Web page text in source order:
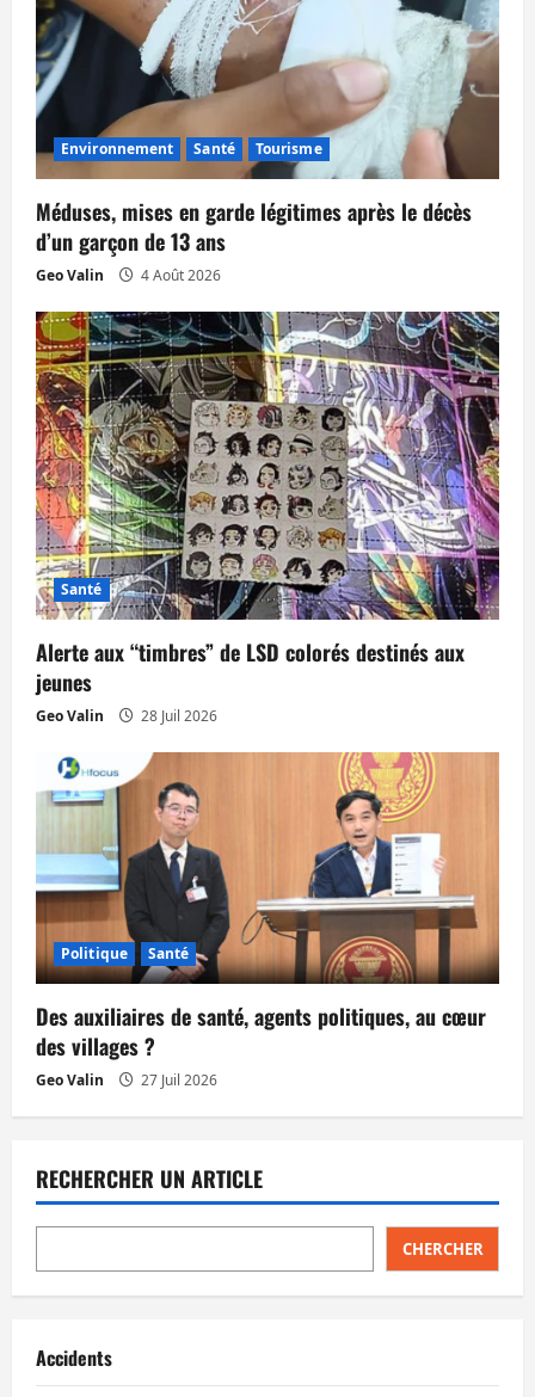
d
’
a
r
t
i
c
l
e
Environnement Santé Tourisme
Méduses, mises en garde légitimes après le décès
d’un garçon de 13 ans
Geo Valin 4 Août 2026
Santé
Alerte aux “timbres” de LSD colorés destinés aux
jeunes
Geo Valin 28 Juil 2026
Politique Santé
Des auxiliaires de santé, agents politiques, au cœur
des villages ?
Geo Valin 27 Juil 2026
RECHERCHER UN ARTICLE
CHERCHER
Accidents